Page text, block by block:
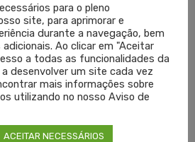
ou pelo telefone da
– ramal 242).
ILEGAL DA MEDICINA
PROCEDIMENTOS ESTÉTICOS
LEIA MAIS
para o pleno
site, para aprimorar e
durante a navegação, bem
Ao clicar em "Aceitar
a todas as funcionalidades da
desenvolver um site cada vez
mais informações sobre
utilizando no nosso Aviso de
ACEITAR NECESSÁRIOS